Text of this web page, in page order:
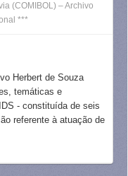
(COMIBOL) – Archivo
***
Herbert de Souza
temáticas e
- constituída de seis
referente à atuação de